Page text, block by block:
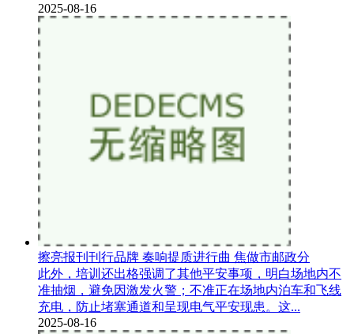
2025-08-16
擦亮报刊刊行品牌 奏响提质进行曲 焦做市邮政分
此外，培训还出格强调了其他平安事项，明白场地内不
准抽烟，避免因激发火警；不准正在场地内泊车和飞线
充电，防止堵塞通道和呈现电气平安现患。这...
2025-08-16